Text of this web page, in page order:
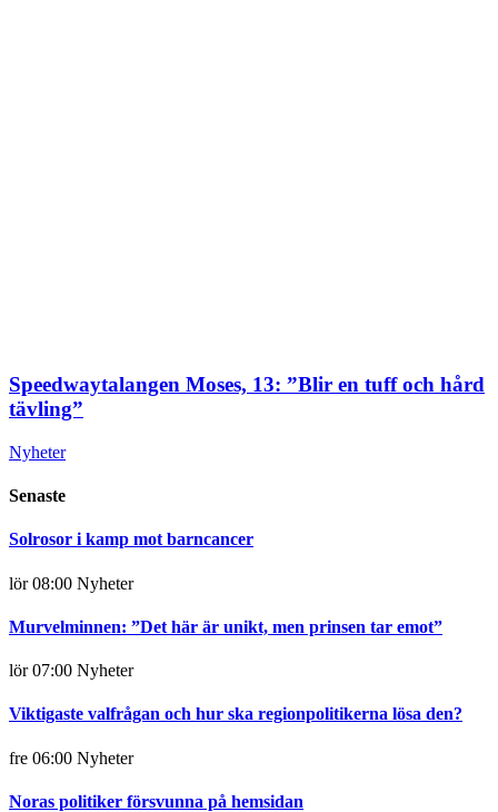
Speedwaytalangen Moses, 13: ”Blir en tuff och hård
tävling”
Nyheter
Senaste
Solrosor i kamp mot barncancer
lör 08:00 Nyheter
Murvelminnen: ”Det här är unikt, men prinsen tar emot”
lör 07:00 Nyheter
Viktigaste valfrågan och hur ska regionpolitikerna lösa den?
fre 06:00 Nyheter
Noras politiker försvunna på hemsidan